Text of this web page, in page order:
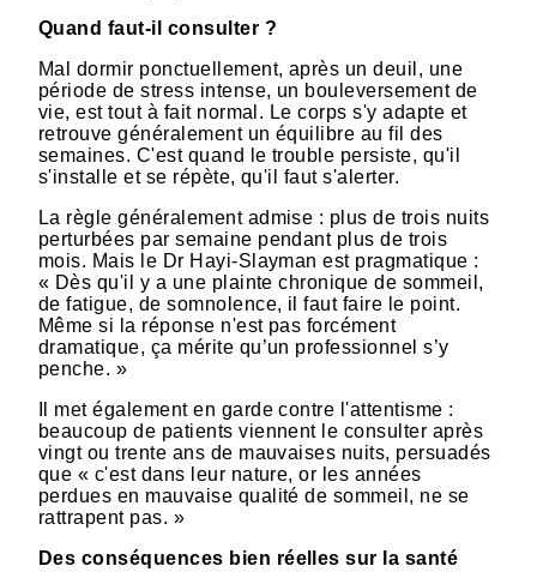
Quand faut-il consulter ?
Mal dormir ponctuellement, après un deuil, une
période de stress intense, un bouleversement de
vie, est tout à fait normal. Le corps s'y adapte et
retrouve généralement un équilibre au fil des
semaines. C'est quand le trouble persiste, qu'il
s'installe et se répète, qu'il faut s'alerter.
La règle généralement admise : plus de trois nuits
perturbées par semaine pendant plus de trois
mois. Mais le Dr Hayi-Slayman est pragmatique :
« Dès qu'il y a une plainte chronique de sommeil,
de fatigue, de somnolence, il faut faire le point.
Même si la réponse n'est pas forcément
dramatique, ça mérite qu’un professionnel s’y
penche. »
Il met également en garde contre l'attentisme :
beaucoup de patients viennent le consulter après
vingt ou trente ans de mauvaises nuits, persuadés
que « c'est dans leur nature, or les années
perdues en mauvaise qualité de sommeil, ne se
rattrapent pas. »
Des conséquences bien réelles sur la santé